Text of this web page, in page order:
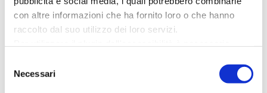
con altre informazioni che ha fornito loro o che hanno
raccolto dal suo utilizzo dei loro servizi.
Per ulteriori informazioni è possibile consultare
Cookie Policy.
delNecessari
e Andrea Migno. Via Fiume dalle 19:30 alle
21:00
– DJ Set via Fiume dalle ore 19: alle ore
–West River Band
in concerto, via Fiume